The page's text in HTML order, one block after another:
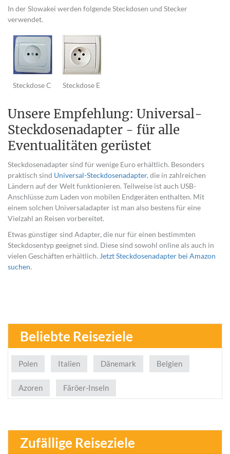
In der Slowakei werden folgende Steckdosen und Stecker
verwendet.
Steckdose C Steckdose E
Unsere Empfehlung: Universal-
Steckdosenadapter - für alle
Eventualitäten gerüstet
Steckdosenadapter sind für wenige Euro erhältlich. Besonders
praktisch sind Universal-Steckdosenadapter, die in zahlreichen
Ländern auf der Welt funktionieren. Teilweise ist auch USB-
Anschlüsse zum Laden von mobilen Endgeräten enthalten. Mit
einem solchen Universaladapter ist man also bestens für eine
Vielzahl an Reisen vorbereitet.
Etwas günstiger sind Adapter, die nur für einen bestimmten
Steckdosentyp geeignet sind. Diese sind sowohl online als auch in
vielen Geschäften erhältlich. Jetzt Steckdosenadapter bei Amazon
suchen.
Beliebte Reiseziele
Polen Italien Dänemark Belgien
Azoren Färöer-Inseln
Zufällige Reiseziele